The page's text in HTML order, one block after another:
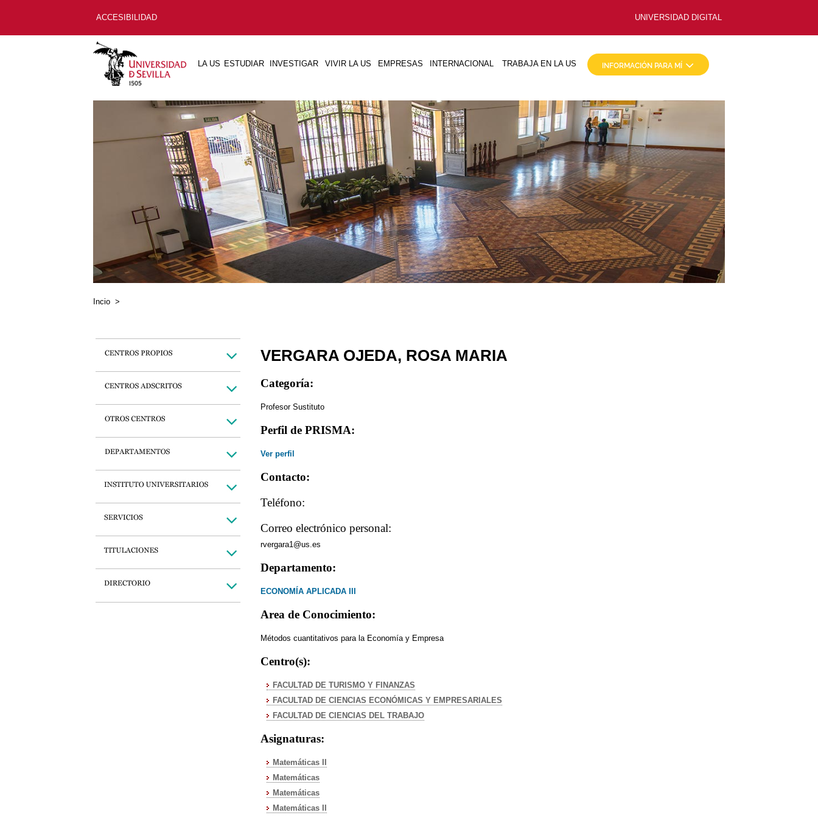
ACCESIBILIDAD UNIVERSIDAD DIGITAL
LA US ESTUDIAR INVESTIGAR VIVIR LA US EMPRESAS INTERNACIONAL TRABAJA EN LA US
Incio >
VERGARA OJEDA, ROSA MARIA
Categoría:
Profesor Sustituto
Perfil de PRISMA:
Ver perfil
Contacto:
Teléfono:
Correo electrónico personal:
rvergara1@us.es
Departamento:
ECONOMÍA APLICADA III
Area de Conocimiento:
Métodos cuantitativos para la Economía y Empresa
Centro(s):
FACULTAD DE TURISMO Y FINANZAS
FACULTAD DE CIENCIAS ECONÓMICAS Y EMPRESARIALES
FACULTAD DE CIENCIAS DEL TRABAJO
Asignaturas:
Matemáticas II
Matemáticas
Matemáticas
Matemáticas II